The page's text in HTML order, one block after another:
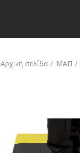
Αρχική σελίδα ΜΑΠ